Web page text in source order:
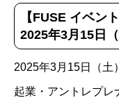
【FUSE イベン
2025年3月15日
2025年3月15日（土
起業・アントレプレ